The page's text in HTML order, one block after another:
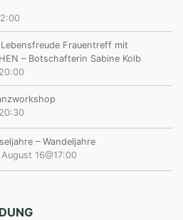
Frauentreff mit
– Botschafterin Sabine Kolb
20:00
20:30
– Wandeljahre
August 16@17:00